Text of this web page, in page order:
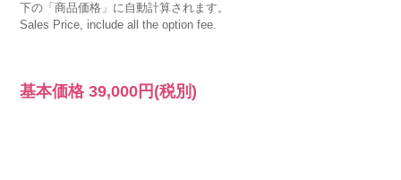
下の「商品価格」に自動計算されます。
Sales Price, include all the option fee.
基本価格39,000円 (税別)